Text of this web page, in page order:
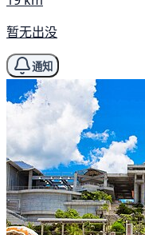
暂无出没
通知